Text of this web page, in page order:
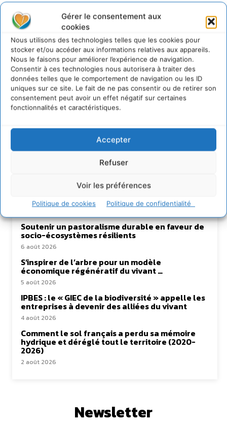
Gérer le consentement aux
cookies
Nous utilisons des technologies telles que les cookies pour
stocker et/ou accéder aux informations relatives aux appareils.
Nous le faisons pour améliorer l’expérience de navigation.
Consentir à ces technologies nous autorisera à traiter des
données telles que le comportement de navigation ou les ID
uniques sur ce site. Le fait de ne pas consentir ou de retirer son
consentement peut avoir un effet négatif sur certaines
fonctionnalités et caractéristiques.
Accepter
Refuser
Voir les préférences
Politique de cookies Politique de confidentialité
Rédaction Cdurable
https:/cdurable.info
Lire aussi
Soutenir un pastoralisme durable en faveur de
socio-écosystèmes résilients
6 août 2026
S’inspirer de l’arbre pour un modèle
économique régénératif du vivant …
5 août 2026
IPBES : le « GIEC de la biodiversité » appelle les
entreprises à devenir des alliées du vivant
4 août 2026
Comment le sol français a perdu sa mémoire
hydrique et déréglé tout le territoire (2020-
2026)
2 août 2026
Newsletter